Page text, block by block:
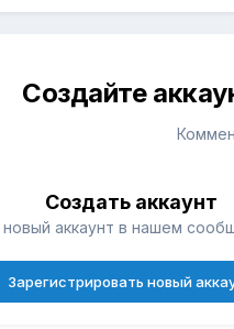
Создайте
Создать аккаунт
новый аккаунт в нашем
Зарегистрировать новый